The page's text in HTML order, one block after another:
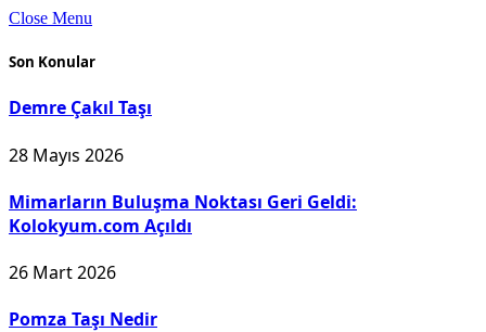
Close Menu
Son Konular
Demre Çakıl Taşı
28 Mayıs 2026
Mimarların Buluşma Noktası Geri Geldi:
Kolokyum.com Açıldı
26 Mart 2026
Pomza Taşı Nedir